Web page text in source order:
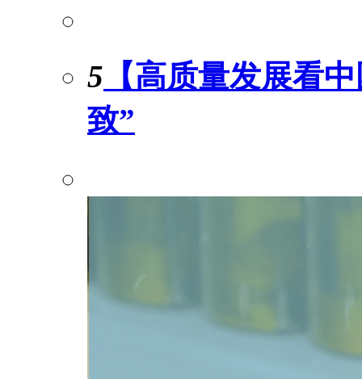
5 【高质量发展看
致”